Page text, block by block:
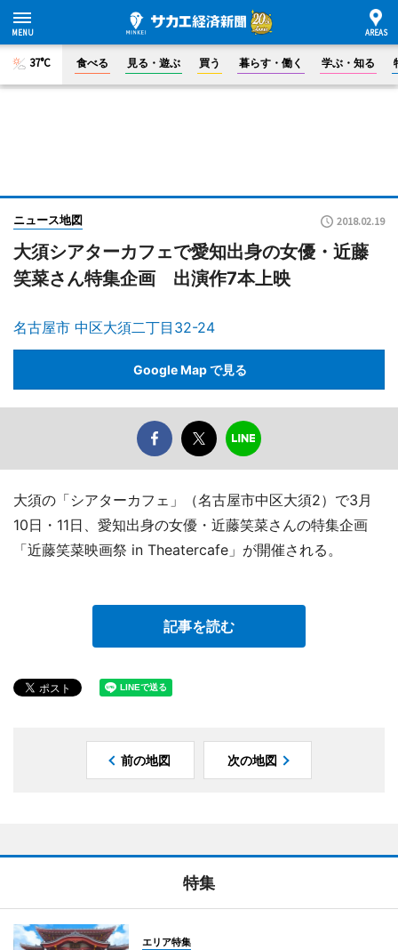
37°C 食べる 見る・遊ぶ 買う 暮らす・働く 学ぶ・知る
ニュース地図 2018.02.19
大須シアターカフェで愛知出身の女優・近藤
笑菜さん特集企画 出演作7本上映
名古屋市 中区大須二丁目32-24
Google Map で見る
大須の「シアターカフェ」（名古屋市中区大須2）で3月
10日・11日、愛知出身の女優・近藤笑菜さんの特集企画
「近藤笑菜映画祭 in Theatercafe」が開催される。
記事を読む
前の地図 次の地図
特集
エリア特集